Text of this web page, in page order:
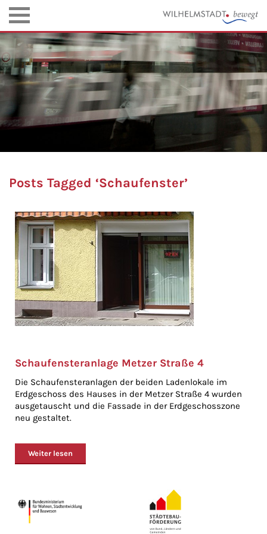
Posts Tagged ‘Schaufenster’
Schaufensteranlage Metzer Straße 4
Die Schaufensteranlagen der beiden Ladenlokale im
Erdgeschoss des Hauses in der Metzer Straße 4 wurden
ausgetauscht und die Fassade in der Erdgeschosszone
neu gestaltet.
Weiter lesen